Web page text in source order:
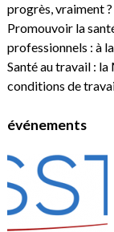
progrès, vraiment ?
Promouvoir la
professionnels : à
Santé au travail :
conditions de
événements